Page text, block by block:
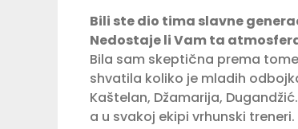
Bili ste dio tima slavne
Nedostaje li Vam ta
Bila sam skeptična prema
shvatila koliko je mladih
Kaštelan, Džamarija,
a u svakoj ekipi vrhunski